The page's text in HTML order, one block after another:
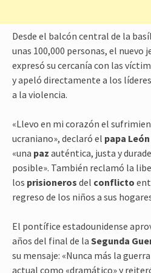
Desde el balcón central de la
unas 100,000 personas, el nuevo
expresó su cercanía con las
y apeló directamente a los
a la violencia.
«Llevo en mi corazón el
ucraniano», declaró el papa León
«una paz auténtica, justa y
posible». También reclamó la
los prisioneros del conflicto
regreso de los niños a sus
El pontífice estadounidense
años del final de la Segunda
su mensaje: «Nunca más la
actual como «dramático» y